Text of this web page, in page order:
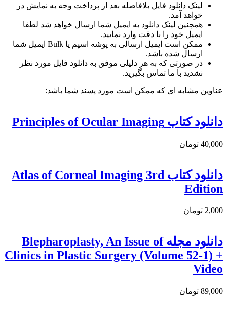
لینک دانلود فایل بلافاصله بعد از پرداخت وجه به نمایش در
خواهد آمد.
همچنین لینک دانلود به ایمیل شما ارسال خواهد شد لطفا
ایمیل خود را با دقت وارد نمایید.
ممکن است ایمیل ارسالی به پوشه اسپم یا Bulk ایمیل شما
ارسال شده باشد.
در صورتی که به هر دلیلی موفق به دانلود فایل مورد نظر
نشدید با ما تماس بگیرید.
عناوین مشابه ای که ممکن است مورد پسند شما باشد:
دانلود کتاب Principles of Ocular Imaging
40,000 تومان
دانلود كتاب Atlas of Corneal Imaging 3rd
Edition
2,000 تومان
دانلود مجله Blepharoplasty, An Issue of
Clinics in Plastic Surgery (Volume 52-1) +
Video
89,000 تومان